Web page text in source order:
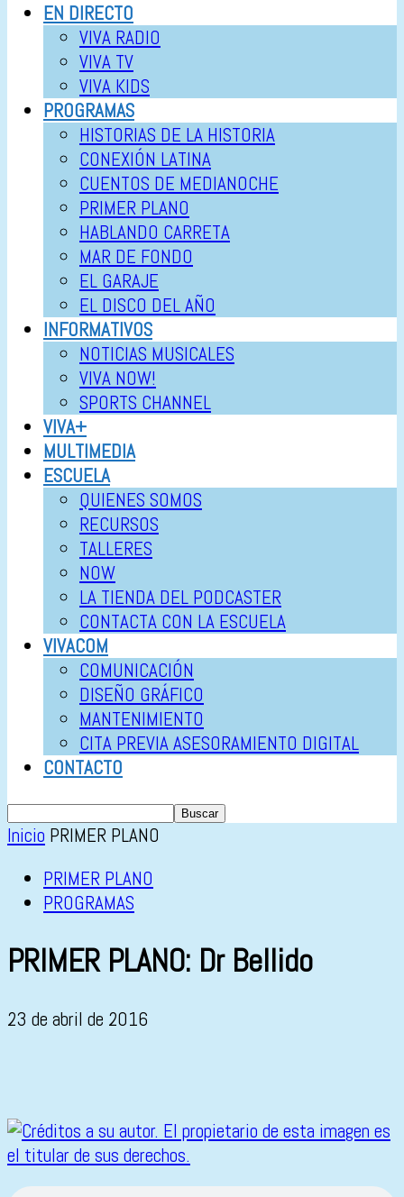
EN DIRECTO
VIVA RADIO
VIVA TV
VIVA KIDS
PROGRAMAS
HISTORIAS DE LA HISTORIA
CONEXIÓN LATINA
CUENTOS DE MEDIANOCHE
PRIMER PLANO
HABLANDO CARRETA
MAR DE FONDO
EL GARAJE
EL DISCO DEL AÑO
INFORMATIVOS
NOTICIAS MUSICALES
VIVA NOW!
SPORTS CHANNEL
VIVA+
MULTIMEDIA
ESCUELA
QUIENES SOMOS
RECURSOS
TALLERES
NOW
LA TIENDA DEL PODCASTER
CONTACTA CON LA ESCUELA
VIVACOM
COMUNICACIÓN
DISEÑO GRÁFICO
MANTENIMIENTO
CITA PREVIA ASESORAMIENTO DIGITAL
CONTACTO
Inicio PRIMER PLANO
PRIMER PLANO
PROGRAMAS
PRIMER PLANO: Dr Bellido
23 de abril de 2016